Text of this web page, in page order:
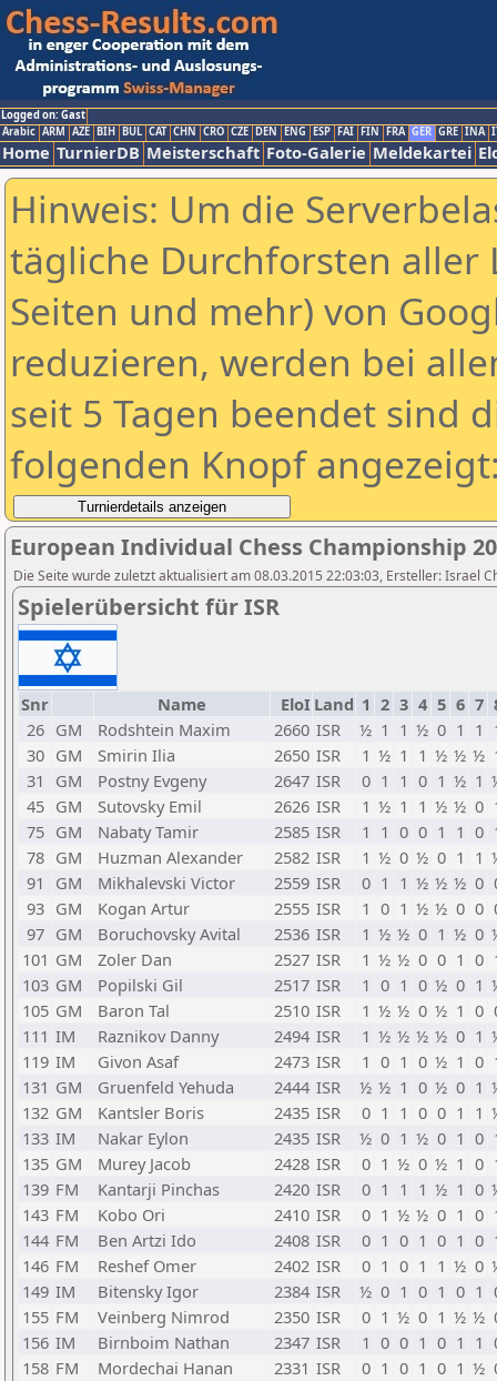
Logged on: Gast
Arabic ARM AZE BIH BUL CAT CHN CRO CZE DEN ENG ESP FAI FIN FRA GER GRE INA
Home TurnierDB Meisterschaft Foto-Galerie Meldekartei
Hinweis: Um die
tägliche Durchforsten aller
Seiten und mehr) von
reduzieren, werden bei
seit 5 Tagen beendet sind
folgenden Knopf
European Individual Chess Championship
Die Seite wurde zuletzt aktualisiert am 08.03.2015 22:03:03, Ersteller: Israel
Spielerübersicht für ISR
Snr Name EloI Land 1 2 3 4 5 6 7
26 GM Rodshtein Maxim 2660 ISR ½ 1 1 ½ 0 1 1
30 GM Smirin Ilia 2650 ISR 1 ½ 1 1 ½ ½ ½
31
GM Postny Evgeny 2647 ISR 0 1 1 0 1 ½ 1
45 GM Sutovsky Emil 2626 ISR 1 ½ 1 1 ½ ½ 0
75 GM Nabaty Tamir 2585 ISR 1 1 0 0 1 1 0
78 GM Huzman Alexander 2582 ISR 1 ½ 0 ½ 0 1 1
91
GM Mikhalevski Victor 2559 ISR 0 1 1 ½ ½ ½ 0
93 GM Kogan Artur 2555 ISR 1 0 1 ½ ½ 0 0
97 GM Boruchovsky Avital 2536 ISR 1 ½ ½ 0 1 ½ 0
101 GM Zoler Dan 2527 ISR 1 ½ ½ 0 0 1 0
103 GM Popilski Gil 2517 ISR 1 0 1 0 ½ 0 1
105 GM Baron Tal 2510 ISR 1 ½ ½ 0 ½ 1 0
111 IM Raznikov Danny 2494 ISR 1 ½ ½ ½ ½ 0 1
119 IM Givon Asaf 2473 ISR 1 0 1 0 ½ 1 0
131 GM Gruenfeld Yehuda 2444 ISR ½ ½ 1 0 ½ 0 1
132 GM Kantsler Boris 2435 ISR 0 1 1 0 0 1 1
133 IM Nakar Eylon 2435 ISR ½ 0 1 ½ 0 1 0
135 GM Murey Jacob 2428 ISR 0 1 ½ 0 ½ 1 0
139 FM Kantarji Pinchas 2420 ISR 0 1 1 1 ½ 1 0
143 FM Kobo Ori 2410 ISR 0 1 ½ ½ 0 1 0
144 FM Ben Artzi Ido 2408 ISR 0 1 0 1 0 1 0
146 FM Reshef Omer 2402 ISR 0 1 0 1 1 ½ 0
149 IM Bitensky Igor 2384 ISR ½ 0 1 0 1 0 1
155 FM Veinberg Nimrod 2350 ISR 0 1 ½ 0 1 ½ ½
156 IM Birnboim Nathan 2347 ISR 1 0 0 1 0 1 1
158 FM Mordechai Hanan 2331 ISR 0 1 0 1 0 1 ½